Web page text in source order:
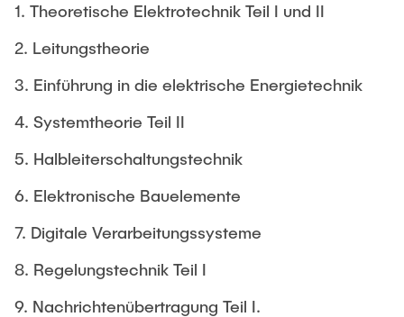
1. Theoretische Elektrotechnik Teil I und II
2. Leitungstheorie
3. Einführung in die elektrische Energietechnik
4. Systemtheorie Teil II
5. Halbleiterschaltungstechnik
6. Elektronische Bauelemente
7. Digitale Verarbeitungssysteme
8. Regelungstechnik Teil I
9. Nachrichtenübertragung Teil I.